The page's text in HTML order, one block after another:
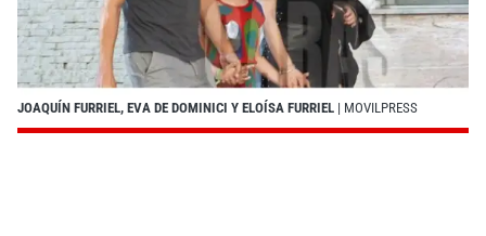
JOAQUÍN FURRIEL, EVA DE DOMINICI Y ELOÍSA FURRIEL | MOVILPRESS